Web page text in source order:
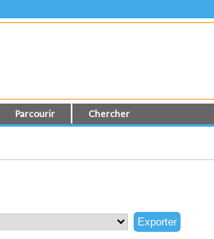
Parcourir Chercher